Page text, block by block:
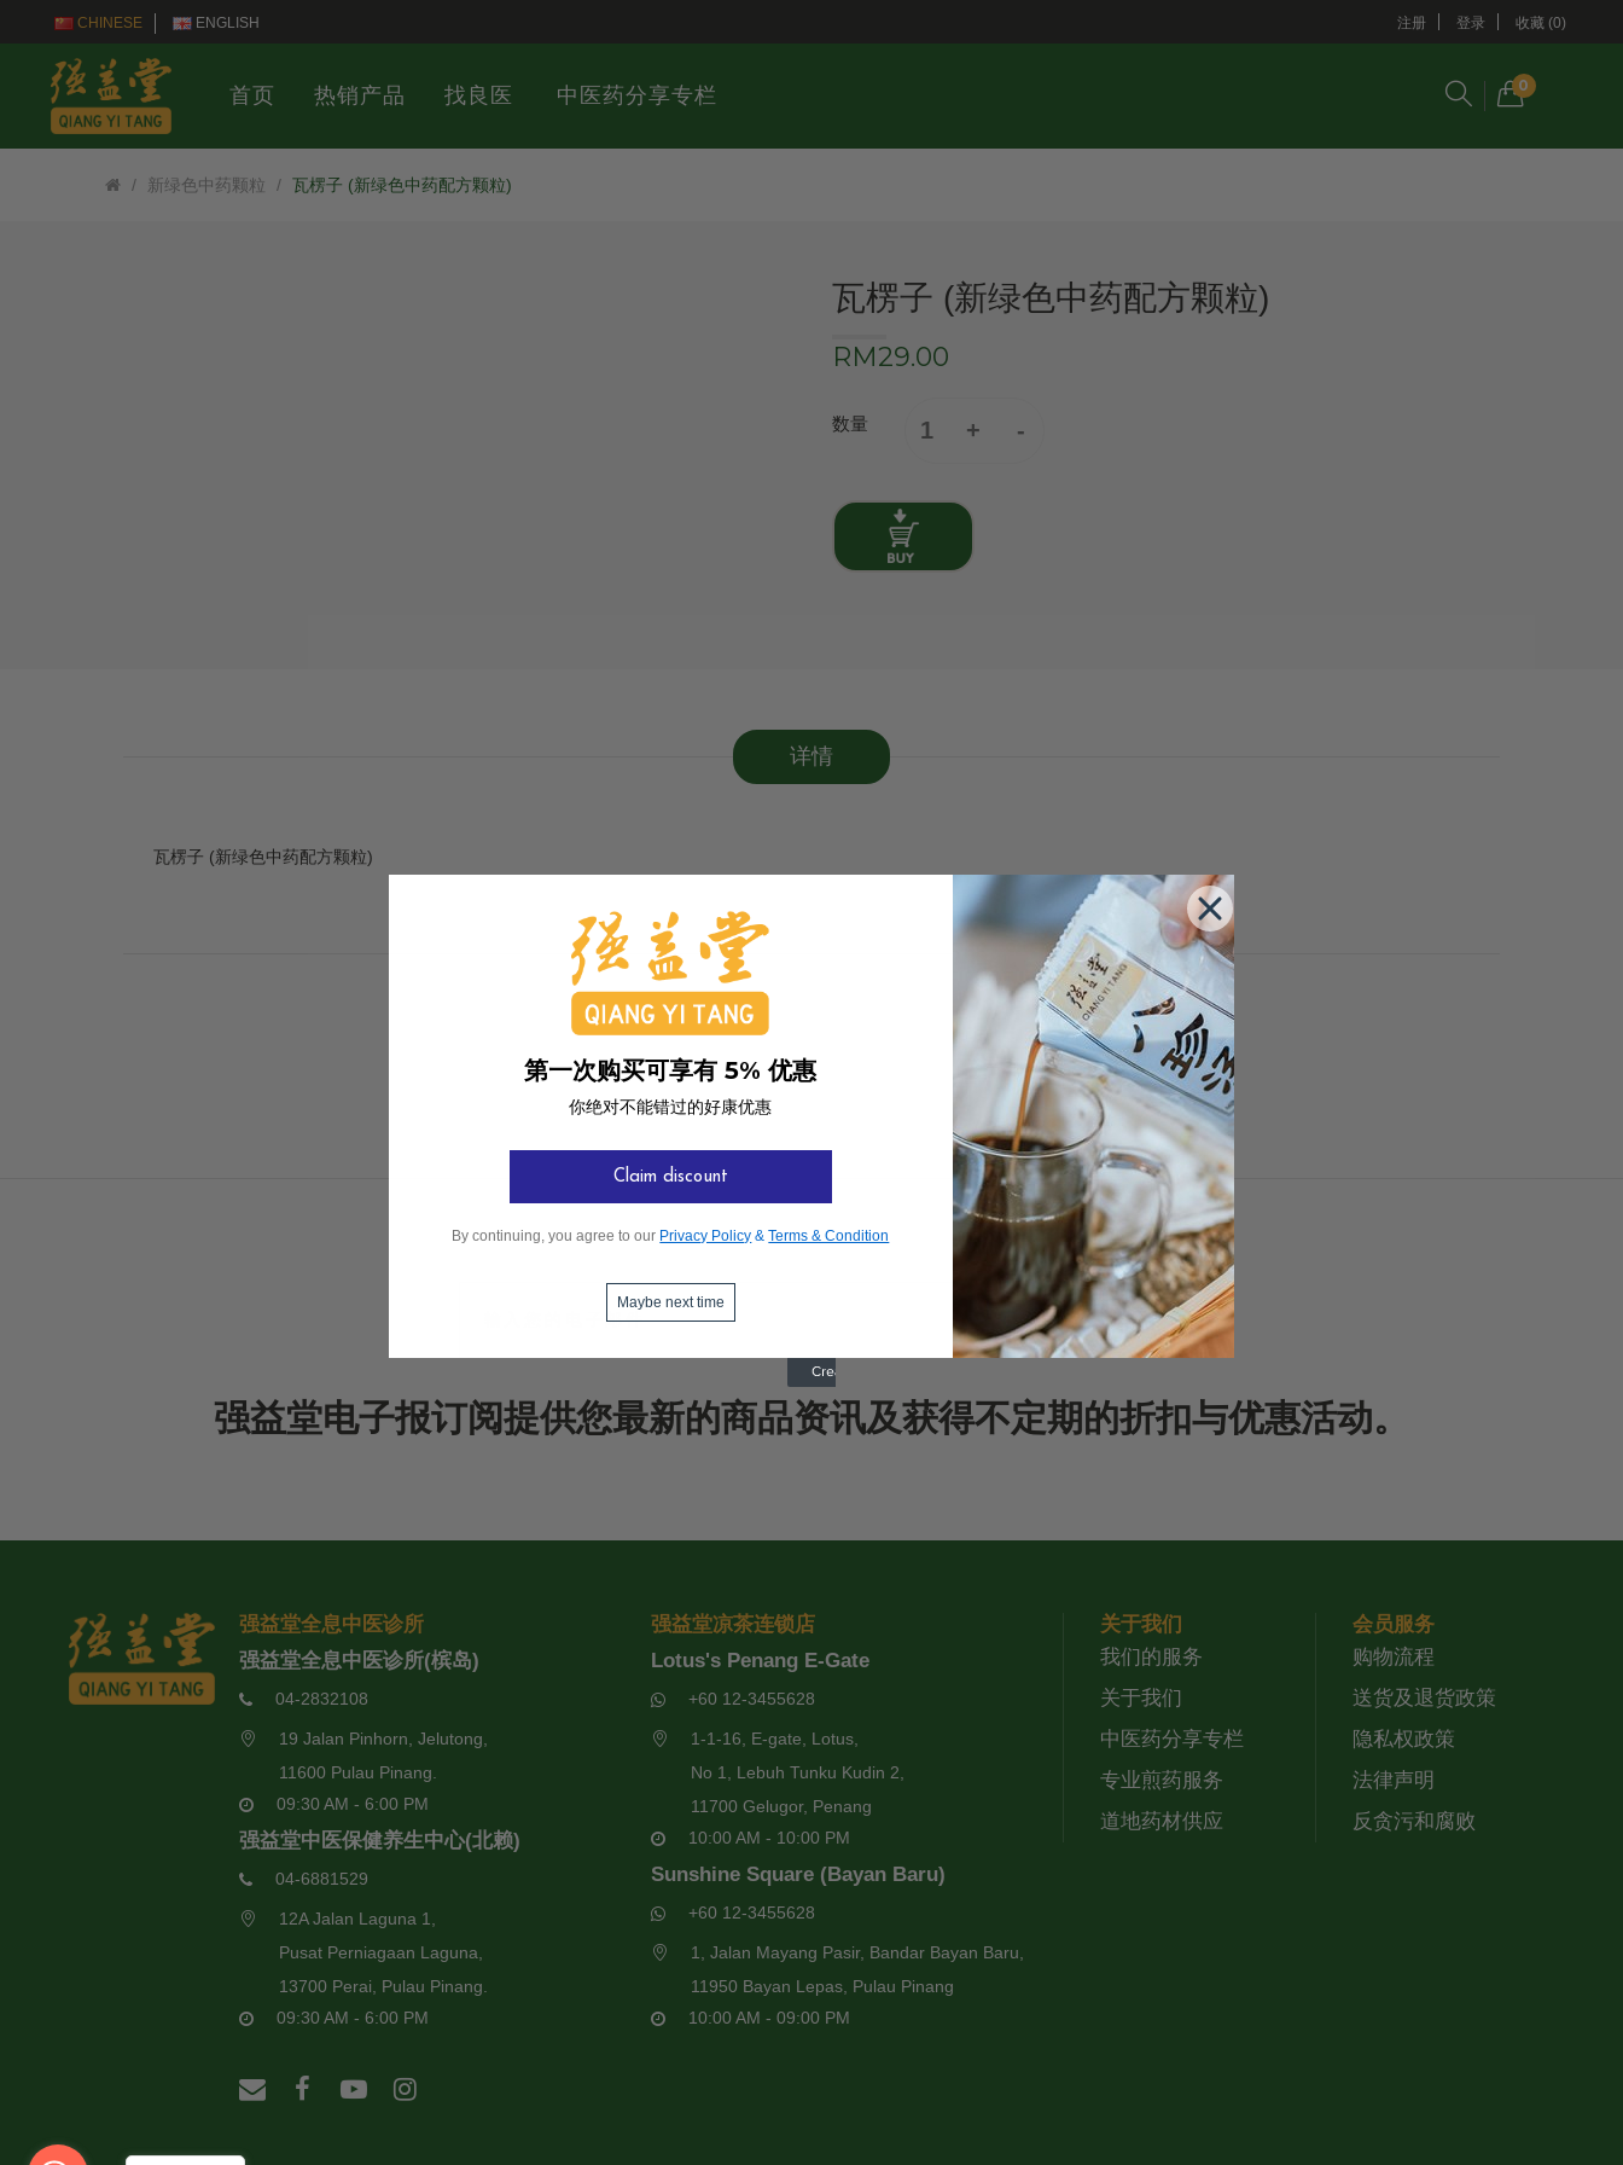
CHINESE ENGLISH 注册 登录 收藏 (0)
0
首页 热销产品 找良医 中医药分享专栏
新绿色中药颗粒 瓦楞子 (新绿色中药配方颗粒)
瓦楞子 (新绿色中药配方颗粒)
RM29.00
数量
详情
瓦楞子 (新绿色中药配方颗粒)
强益堂电子报订阅提供您最新的商品资讯及获得不定期的折扣与优惠活动。
强益堂全息中医诊所
强益堂全息中医诊所(槟岛)
04-2832108
19 Jalan Pinhorn, Jelutong,
11600 Pulau Pinang.
09:30 AM - 6:00 PM
强益堂中医保健养生中心(北赖)
04-6881529
12A Jalan Laguna 1,
Pusat Perniagaan Laguna,
13700 Perai, Pulau Pinang.
09:30 AM - 6:00 PM
强益堂凉茶连锁店
Lotus's Penang E-Gate
+60 12-3455628
1-1-16, E-gate, Lotus,
No 1, Lebuh Tunku Kudin 2,
11700 Gelugor, Penang
10:00 AM - 10:00 PM
Sunshine Square (Bayan Baru)
+60 12-3455628
1, Jalan Mayang Pasir, Bandar Bayan Baru,
11950 Bayan Lepas, Pulau Pinang
10:00 AM - 09:00 PM
关于我们
我们的服务
关于我们
中医药分享专栏
专业煎药服务
道地药材供应
会员服务
购物流程
送货及退货政策
隐私权政策
法律声明
反贪污和腐败
第一次购买可享有 5% 优惠
你绝对不能错过的好康优惠
Claim discount
By continuing, you agree to our Privacy Policy &Terms & Condition
Maybe next time